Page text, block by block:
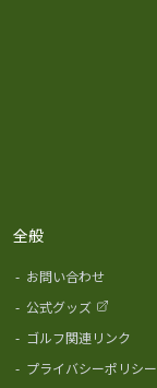
全般
- お問い合わせ
- 公式グッズ
- ゴルフ関連リンク
- プライバシーポリシー